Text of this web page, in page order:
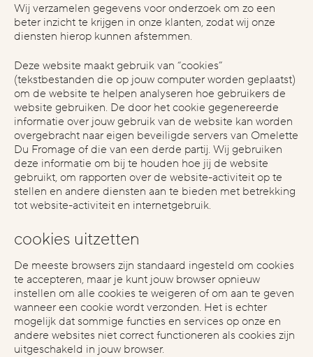
bellen kan via+316 13 75 1543
Wij verzamelen gegevens voor onderzoek om zo een
beter inzicht te krijgen in onze klanten, zodat wij onze
diensten hierop kunnen afstemmen.
Deze website maakt gebruik van “cookies”
(tekstbestanden die op jouw computer worden geplaatst)
om de website te helpen analyseren hoe gebruikers de
website gebruiken. De door het cookie gegenereerde
informatie over jouw gebruik van de website kan worden
overgebracht naar eigen beveiligde servers van Omelette
Du Fromage of die van een derde partij. Wij gebruiken
deze informatie om bij te houden hoe jij de website
gebruikt, om rapporten over de website-activiteit op te
stellen en andere diensten aan te bieden met betrekking
tot website-activiteit en internetgebruik.
cookies uitzetten
De meeste browsers zijn standaard ingesteld om cookies
te accepteren, maar je kunt jouw browser opnieuw
instellen om alle cookies te weigeren of om aan te geven
wanneer een cookie wordt verzonden. Het is echter
mogelijk dat sommige functies en services op onze en
andere websites niet correct functioneren als cookies zijn
uitgeschakeld in jouw browser.